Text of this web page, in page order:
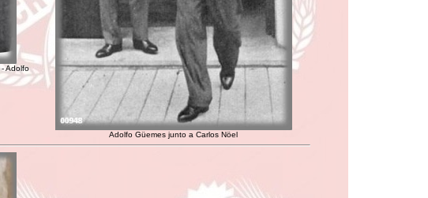
Adolfo
Adolfo Güemes junto a Carlos Nöel